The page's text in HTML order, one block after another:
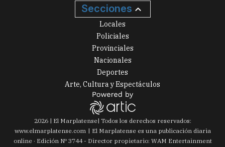
Secciones
Locales
Policiales
Provinciales
Nacionales
Deportes
Arte, Cultura y Espectáculos
2026| El Marplatense| Todos los derechos reservados:
www.elmarplatense.com
El Marplatense es una publicación diaria
online · Edición Nº 3744- Director propietario: WAM Entertainment